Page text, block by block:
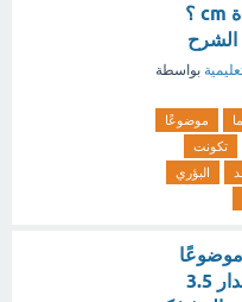
البعد البؤري للمرآة بوحدة cm ؟
بواسطة
موضوعًا
تكونت
البؤري
على بعد cm 40 منها بمقدار 3.5